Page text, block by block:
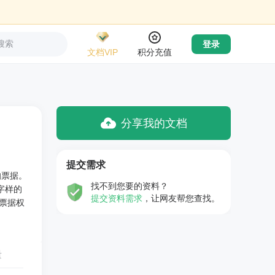
索
文档VIP
积分充值
登录
据。
样的
据权
分享我的文档
提交需求
找不到您要的资料？
提交资料需求 ，让网友帮您查找。